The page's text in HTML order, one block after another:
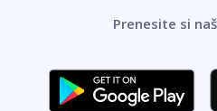
Prenesite si